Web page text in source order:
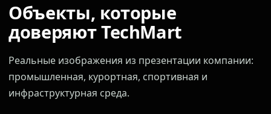
Объекты, которые
доверяют TechMart
Реальные изображения из презентации компании:
промышленная, курортная, спортивная и
инфраструктурная среда.